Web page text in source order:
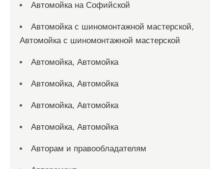
Автомойка на Софийской
Автомойка с шиномонтажной мастерской,
Автомойка с шиномонтажной мастерской
Автомойка, Автомойка
Автомойка, Автомойка
Автомойка, Автомойка
Автомойка, Автомойка
Авторам и правообладателям